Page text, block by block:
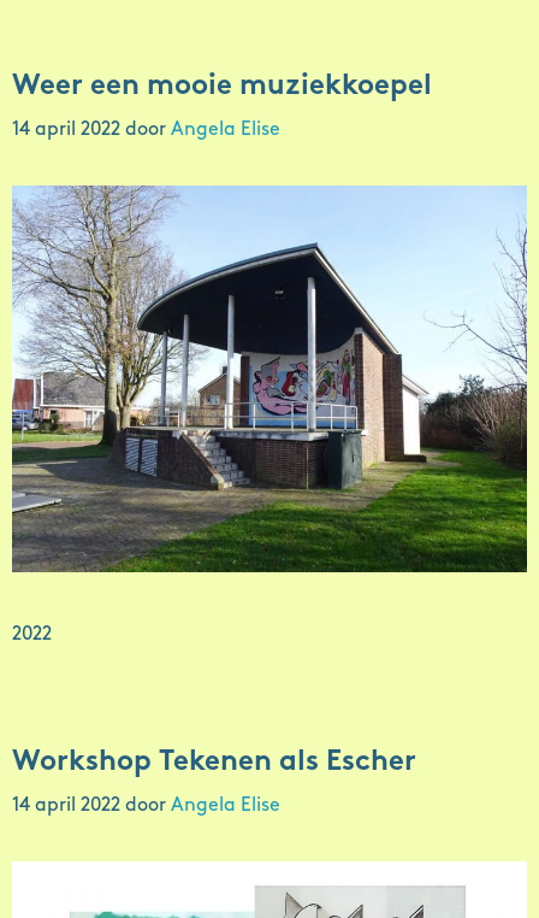
Weer een mooie muziekkoepel
14 april 2022 door Angela Elise
2022
Workshop Tekenen als Escher
14 april 2022 door Angela Elise